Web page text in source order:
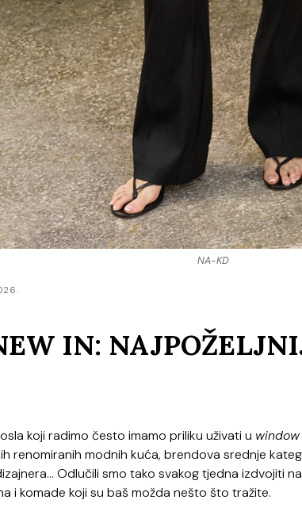
NA-KD
IN:
koji radimo često imamo priliku uživati u
renomiranih modnih kuća, brendova srednje
Odlučili smo tako svakog tjedna izdvojiti
i komade koji su baš možda nešto što tražite.